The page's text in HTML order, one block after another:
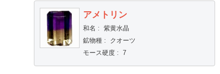
アメトリン
和名 : 紫黄水晶
鉱物種:
クオーツ
モース硬度: 7